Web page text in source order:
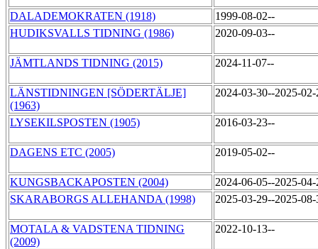
DALADEMOKRATEN (1918)
1999-08-02--
HUDIKSVALLS TIDNING (1986)
2020-09-03--
JÄMTLANDS TIDNING (2015) 2024-11-07--
LÄNSTIDNINGEN [SÖDERTÄLJE]
(1963)
2024-03-30--2025-
LYSEKILSPOSTEN (1905) 2016-03-23--
DAGENS ETC (2005) 2019-05-02--
KUNGSBACKAPOSTEN (2004)
2024-06-05--2025-
SKARABORGS ALLEHANDA (1998)
2025-03-29--2025-
MOTALA & VADSTENA TIDNING
(2009)
2022-10-13--